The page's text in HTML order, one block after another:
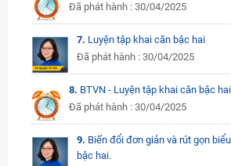
Đã phát hành : 30/04/2025
7. Luyện tập khai căn bậc hai
Đã phát hành : 30/04/2025
8. BTVN - Luyện tập khai căn bậc hai
Đã phát hành : 30/04/2025
9. Biến đổi đơn giản và rút gọn
bậc hai.